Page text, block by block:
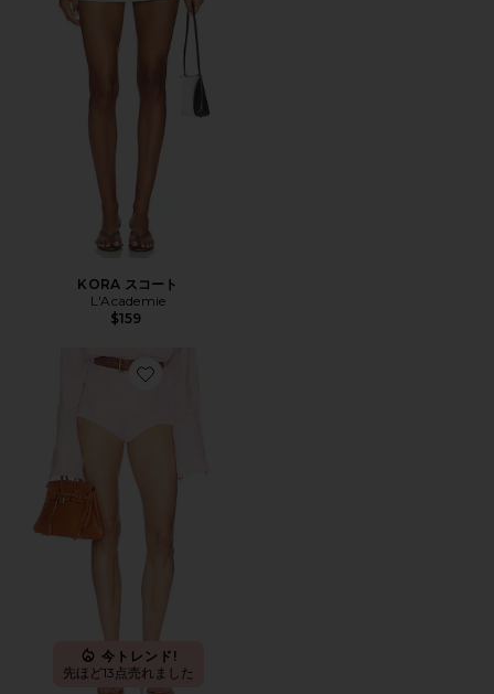
KORA スコート
L'Academie
$159
Favorite WASHED LINEN MICRO SHORT ショートパン
今トレンド!
先ほど13点売れました